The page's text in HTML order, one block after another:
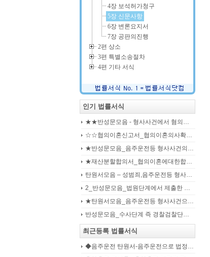
4장 보석허가청구
5장 신문사항
6장 변론요지서
7장 공판의진행
2편 상소
3편 특별소송절차
4편 기타 서식
인기 법률서식
★★반성문모음 - 형사사건에서 혐의사실을 인정하는 가해자가 선처를 호소하며 제출작성하는 반성문2
☆☆협의이혼신고서_협의이혼의사확인신청서_자의양육과친권자결정에관한협의서_22p
★반성문모음_음주운전등 형사사건의 가해자, 피의자, 피고인이 작성하여 제출하는 반성문모음(380page)
★재산분할합의서_협의이혼에대한합의서_협의이혼약정서_이혼합의서_19p
탄원서모음 – 성범죄,음주운전등 형사입건 또는 기소된 사건에서 가해자,피의자,피고인을 위하여 선처를 호소하는 내용(지인분들 작성)
2_반성문모음_법원단계에서 제출한 가해자작성 반성문(132page)
★탄원서모음_음주운전등 형사사건으로 수사기관 및 법원에 제출된 주변인 작성 선처호소 탄원서(208page)
반성문모음_수사단계 즉 경찰검찰단계에서 제출한 가해자작성 반성문(300page)
최근등록 법률서식
◆음주운전 탄원서-음주운전으로 법정구속된 피고인의 선처를 위해 항소심에서 제출하는 탄원서(45page)